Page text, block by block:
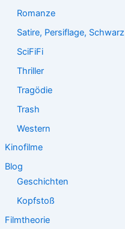
Romanze
Satire, Persiflage, Schwarz
SciFiFi
Thriller
Tragödie
Trash
Western
Kinofilme
Blog
Geschichten
Kopfstoß
Filmtheorie